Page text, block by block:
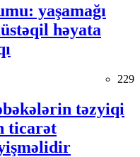
yaşamağı
həyata
229
təzyiqi
ticarət